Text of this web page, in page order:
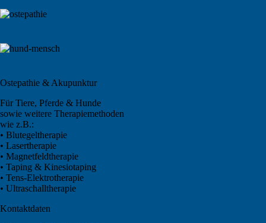
Ostepathie & Akupunktur
Für Tiere, Pferde & Hunde
sowie weitere Therapiemethoden
wie z.B.:
• Blutegeltherapie
• Lasertherapie
• Magnetfeldtherapie
• Taping & Kinesiotaping
• Tens-Elektrotherapie
• Ultraschalltherapie
Kontaktdaten